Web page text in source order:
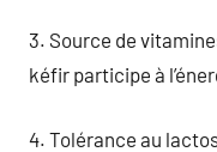
3. Source de
kéfir participe à
4. Tolérance au